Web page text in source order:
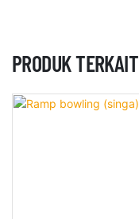
PRODUK TERKAIT